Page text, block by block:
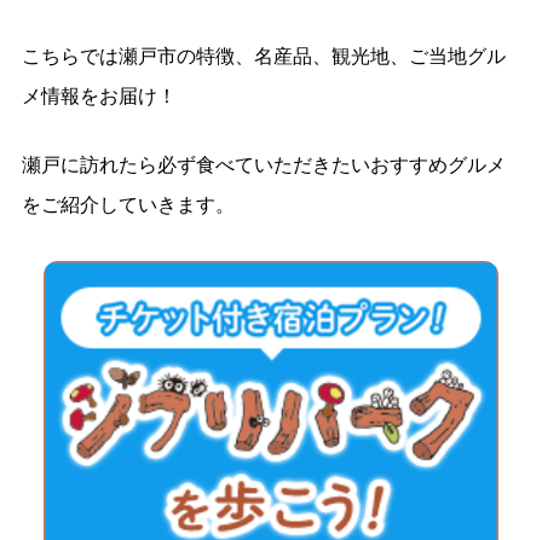
こちらでは瀬戸市の特徴、名産品、観光地、ご当地グル
メ情報をお届け！
瀬戸に訪れたら必ず食べていただきたいおすすめグルメ
をご紹介していきます。